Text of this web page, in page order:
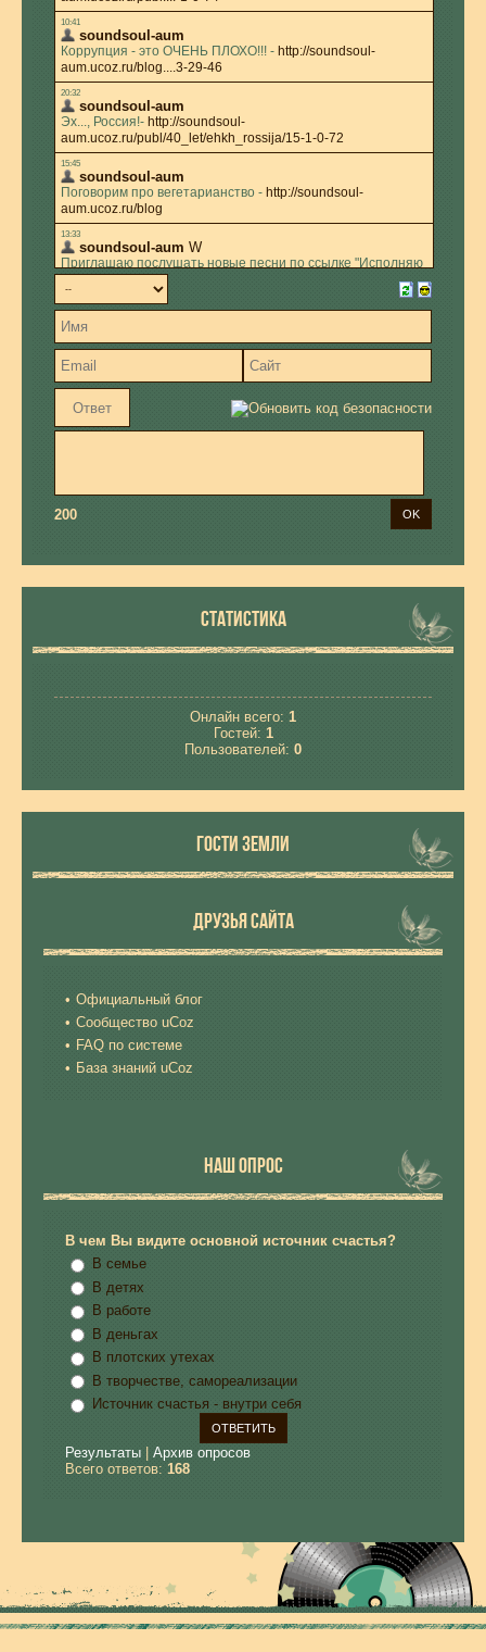
200
СТАТИСТИКА
Онлайн всего: 1
Гостей: 1
Пользователей: 0
ГОСТИ ЗЕМЛИ
ДРУЗЬЯ САЙТА
Официальный блог
Сообщество uCoz
FAQ по системе
База знаний uCoz
НАШ ОПРОС
В чем Вы видите основной источник счастья?
В семье
В детях
В работе
В деньгах
В плотских утехах
В творчестве, самореализации
Источник счастья - внутри себя
Результаты
Архив опросов
Всего ответов: 168